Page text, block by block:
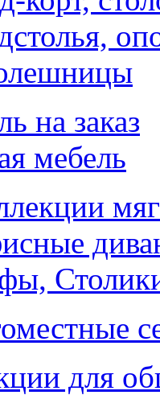
на заказ
мебель
для